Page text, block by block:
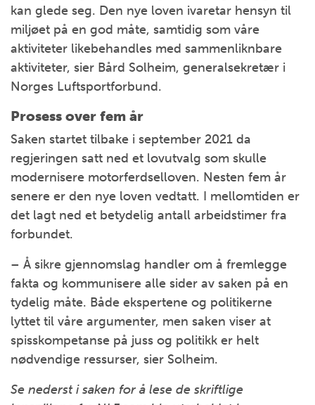
kan glede seg. Den nye loven ivaretar hensyn til
miljøet på en god måte, samtidig som våre
aktiviteter likebehandles med sammenliknbare
aktiviteter, sier Bård Solheim, generalsekretær i
Norges Luftsportforbund.
Prosess over fem år
Saken startet tilbake i september 2021 da
regjeringen satt ned et lovutvalg som skulle
modernisere motorferdselloven. Nesten fem år
senere er den nye loven vedtatt. I mellomtiden er
det lagt ned et betydelig antall arbeidstimer fra
forbundet.
– Å sikre gjennomslag handler om å fremlegge
fakta og kommunisere alle sider av saken på en
tydelig måte. Både ekspertene og politikerne
lyttet til våre argumenter, men saken viser at
spisskompetanse på juss og politikk er helt
nødvendige ressurser, sier Solheim.
Se nederst i saken for å lese de skriftlige